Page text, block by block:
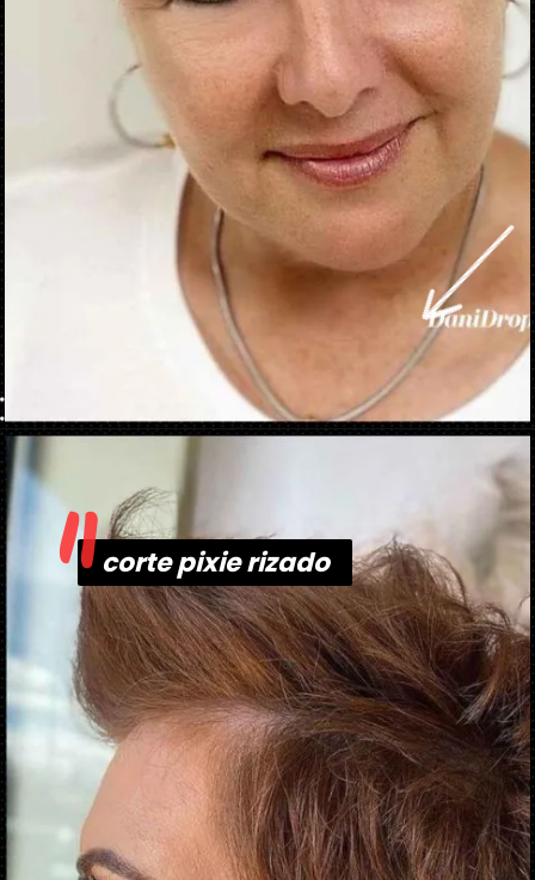
https://danidrops.com.br/es/corte-de-pelo-corte-pixie/
corte pixie rizado
corte pixie rizado
"